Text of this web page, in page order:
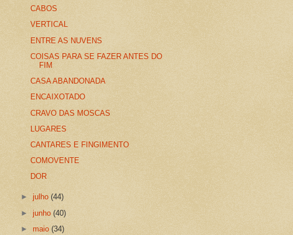
CABOS
VERTICAL
ENTRE AS NUVENS
COISAS PARA SE FAZER ANTES DO
FIM
CASA ABANDONADA
ENCAIXOTADO
CRAVO DAS MOSCAS
LUGARES
CANTARES E FINGIMENTO
COMOVENTE
DOR
►julho(44)
►junho(40)
► maio(34)